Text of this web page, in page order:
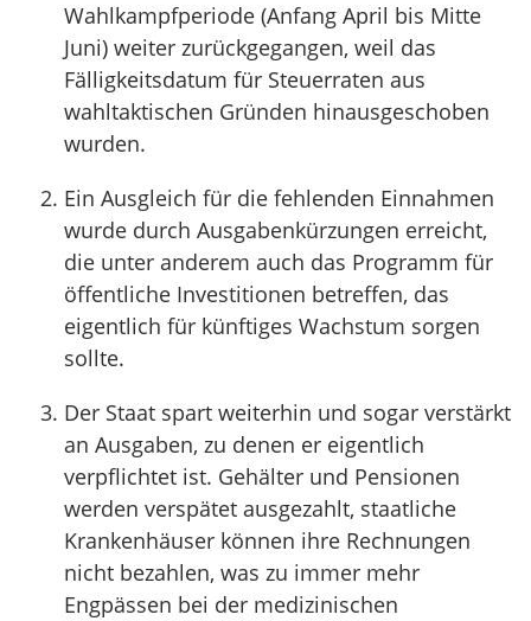
Wahlkampfperiode (Anfang April bis Mitte
Juni) weiter zurückgegangen, weil das
Fälligkeitsdatum für Steuerraten aus
wahltaktischen Gründen hinausgeschoben
wurden.
Ein Ausgleich für die fehlenden Einnahmen
wurde durch Ausgabenkürzungen erreicht,
die unter anderem auch das Programm für
öffentliche Investitionen betreffen, das
eigentlich für künftiges Wachstum sorgen
sollte.
Der Staat spart weiterhin und sogar verstärkt
an Ausgaben, zu denen er eigentlich
verpflichtet ist. Gehälter und Pensionen
werden verspätet ausgezahlt, staatliche
Krankenhäuser können ihre Rechnungen
nicht bezahlen, was zu immer mehr
Engpässen bei der medizinischen